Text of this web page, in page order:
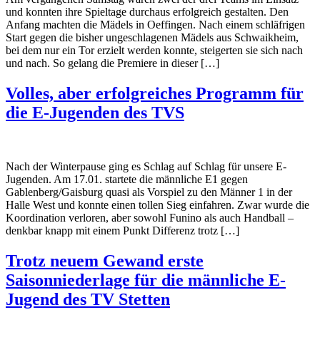
und konnten ihre Spieltage durchaus erfolgreich gestalten. Den
Anfang machten die Mädels in Oeffingen. Nach einem schläfrigen
Start gegen die bisher ungeschlagenen Mädels aus Schwaikheim,
bei dem nur ein Tor erzielt werden konnte, steigerten sie sich nach
und nach. So gelang die Premiere in dieser […]
Volles, aber erfolgreiches Programm für
die E-Jugenden des TVS
Nach der Winterpause ging es Schlag auf Schlag für unsere E-
Jugenden. Am 17.01. startete die männliche E1 gegen
Gablenberg/Gaisburg quasi als Vorspiel zu den Männer 1 in der
Halle West und konnte einen tollen Sieg einfahren. Zwar wurde die
Koordination verloren, aber sowohl Funino als auch Handball –
denkbar knapp mit einem Punkt Differenz trotz […]
Trotz neuem Gewand erste
Saisonniederlage für die männliche E-
Jugend des TV Stetten